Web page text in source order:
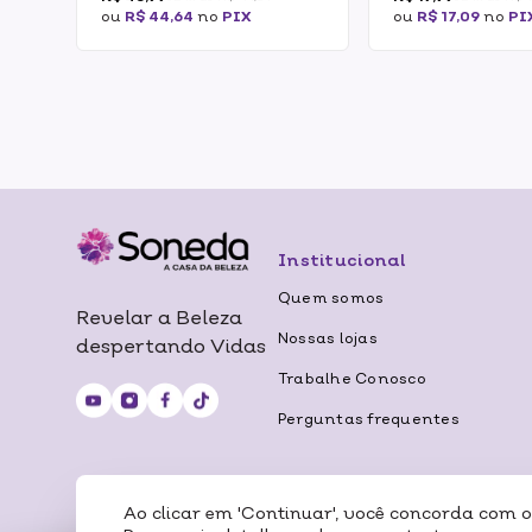
Ao clicar em 'Continuar', você concorda com
ou R$ 44,64 no PIX ou R$ 17,09 no
Revelar a Beleza
despertando Vidas
Institucional
Quem somos
Nossas lojas
Trabalhe Conosco
Perguntas frequentes
Certificados